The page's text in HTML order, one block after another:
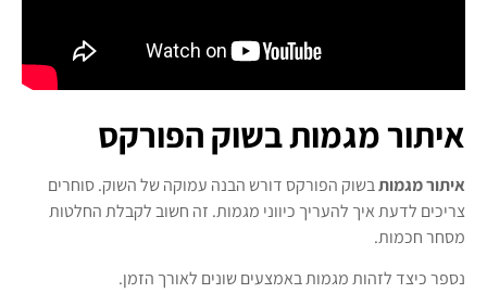
איתור מגמות בשוק הפורקס
איתור מגמותבשוק הפורקס דורש הבנה עמוקה של השוק. סוחרים
צריכים לדעת איך להעריך כיווני מגמות. זה חשוב לקבלת החלטות
מסחר חכמות.
נספר כיצד לזהות מגמות באמצעים שונים לאורך הזמן.